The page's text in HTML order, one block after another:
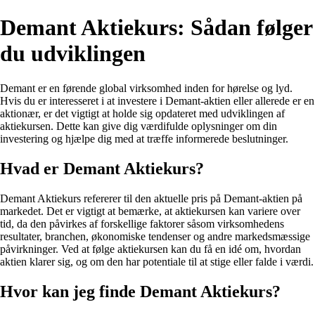
Demant Aktiekurs: Sådan følger
du udviklingen
Demant er en førende global virksomhed inden for hørelse og lyd.
Hvis du er interesseret i at investere i Demant-aktien eller allerede er en
aktionær, er det vigtigt at holde sig opdateret med udviklingen af
aktiekursen. Dette kan give dig værdifulde oplysninger om din
investering og hjælpe dig med at træffe informerede beslutninger.
Hvad er Demant Aktiekurs?
Demant Aktiekurs refererer til den aktuelle pris på Demant-aktien på
markedet. Det er vigtigt at bemærke, at aktiekursen kan variere over
tid, da den påvirkes af forskellige faktorer såsom virksomhedens
resultater, branchen, økonomiske tendenser og andre markedsmæssige
påvirkninger. Ved at følge aktiekursen kan du få en idé om, hvordan
aktien klarer sig, og om den har potentiale til at stige eller falde i værdi.
Hvor kan jeg finde Demant Aktiekurs?